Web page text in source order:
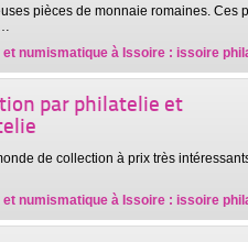
pièces de monnaie romaines. Ces
et numismatique à Issoire : issoire
par philatelie et
de collection à prix très
et numismatique à Issoire : issoire